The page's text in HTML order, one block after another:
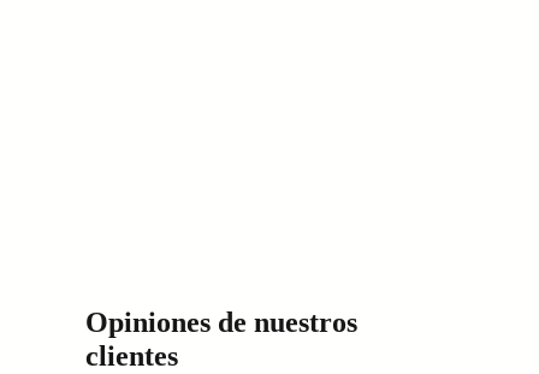
Opiniones de nuestros
clientes